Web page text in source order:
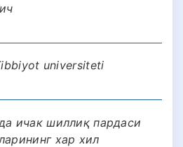
universiteti
ичак шиллиқ пардаси
хар хил